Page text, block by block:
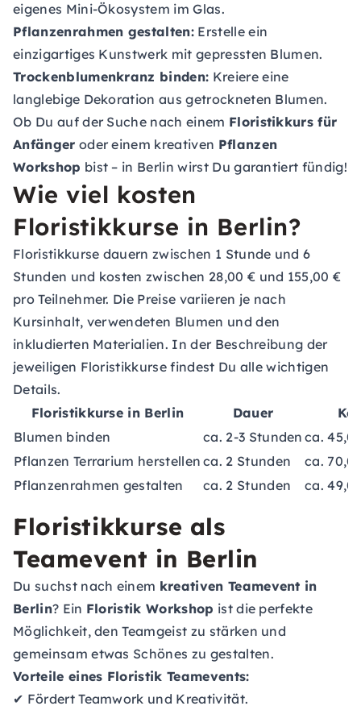
eigenes Mini-Ökosystem im Glas.
Pflanzenrahmen gestalten: Erstelle ein
einzigartiges Kunstwerk mit gepressten Blumen.
Trockenblumenkranz binden: Kreiere eine
langlebige Dekoration aus getrockneten Blumen.
Ob Du auf der Suche nach einem Floristikkurs für
Anfänger oder einem kreativen Pflanzen
Workshop bist – in Berlin wirst Du garantiert fündig!
Wie viel kosten
Floristikkurse in Berlin?
Floristikkurse dauern zwischen 1 Stunde und 6
Stunden und kosten zwischen 28,00 € und 155,00 €
pro Teilnehmer. Die Preise variieren je nach
Kursinhalt, verwendeten Blumen und den
inkludierten Materialien. In der Beschreibung der
jeweiligen Floristikkurse findest Du alle wichtigen
Details.
Floristikkurse in Berlin
Dauer
Blumen binden
ca. 2-3 Stunden ca.
Pflanzen Terrarium herstellen ca. 2 Stunden
ca.
Pflanzenrahmen gestalten
ca. 2 Stunden ca.
Floristikkurse als
Teamevent in Berlin
Du suchst nach einem kreativen Teamevent in
Berlin? Ein Floristik Workshop ist die perfekte
Möglichkeit, den Teamgeist zu stärken und
gemeinsam etwas Schönes zu gestalten.
Vorteile eines Floristik Teamevents:
✔ Fördert Teamwork und Kreativität.